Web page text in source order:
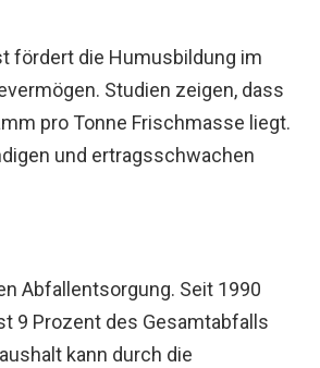
fördert die Humusbildung im
Studien zeigen, dass
pro Tonne Frischmasse liegt.
und ertragsschwachen
Abfallentsorgung. Seit 1990
9 Prozent des Gesamtabfalls
kann durch die